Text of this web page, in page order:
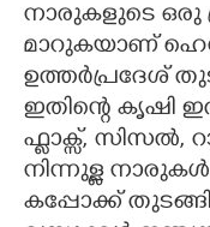
നാരുകളുടെ ഒരു
മാറുകയാണ്
ഉത്തർപ്രദേശ്
ഇതിന്റെ കൃഷി
ഫ്ളാക്സ്, സിസൽ,
നിന്നുള്ള
കപ്പോക്ക്